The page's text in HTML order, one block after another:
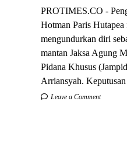
PROTIMES.CO -
Hotman Paris Hutapea
mengundurkan diri
mantan Jaksa Agung
Pidana Khusus
Arriansyah. Keputusan
Leave a Comment